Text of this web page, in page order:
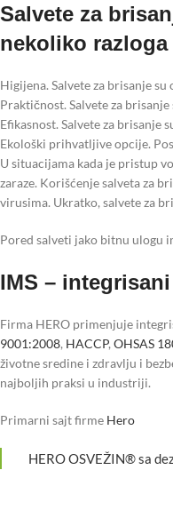
Salvete za
nekoliko
Higijena. Salvete za brisanje
Praktičnost. Salvete za
Efikasnost. Salvete za brisanje
Ekološki prihvatljive opcije.
U situacijama kada je pristup
zaraze. Korišćenje salveta za
virusima. Ukratko, salvete za
Pored salveti jako bitnu ulogu
IMS –
Firma HERO primenjuje
9001:2008, HACCP, OHSAS
životne sredine i zdravlju i
najboljih praksi u industriji.
Primarni sajt firme Hero
HERO OSVEŽIN® sa